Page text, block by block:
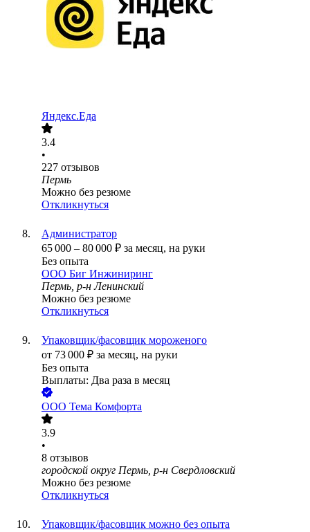
Яндекс.Еда
3.4
•
227 отзывов
Пермь
Можно без резюме
Откликнуться
Администратор
65 000 – 80 000 ₽ за месяц, на руки
Без опыта
ООО Биг Инжиниринг
Пермь, р-н Ленинский
Можно без резюме
Откликнуться
Упаковщик/фасовщик мороженого
от 73 000 ₽ за месяц, на руки
Без опыта
Выплаты: Два раза в месяц
ООО Тема Комфорта
3.9
•
8 отзывов
городской округ Пермь, р-н Свердловский
Можно без резюме
Откликнуться
Упаковщик/фасовщик можно без опыта